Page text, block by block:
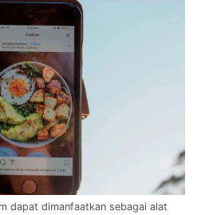
dapat dimanfaatkan sebagai alat